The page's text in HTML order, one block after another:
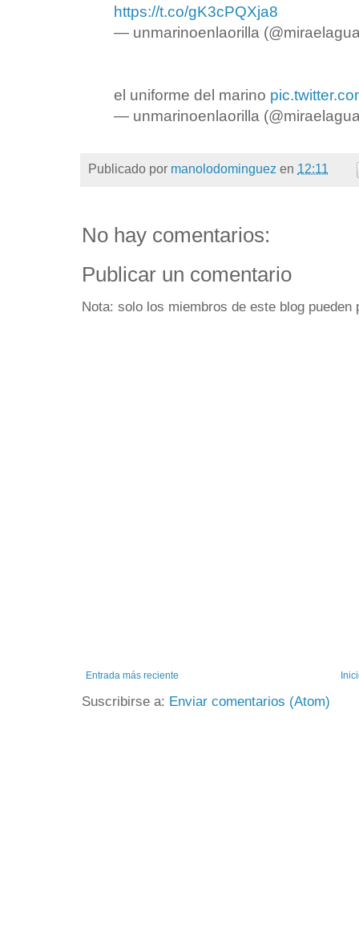
https://t.co/gK3cPQXja8
— unmarinoenlaorilla
el uniforme del marino
— unmarinoenlaorilla
Publicado por manolodominguez en 12:11
No hay comentarios:
Publicar un comentario
Nota: solo los miembros de este blog pueden
Entrada más reciente
Suscribirse a: Enviar comentarios (Atom)